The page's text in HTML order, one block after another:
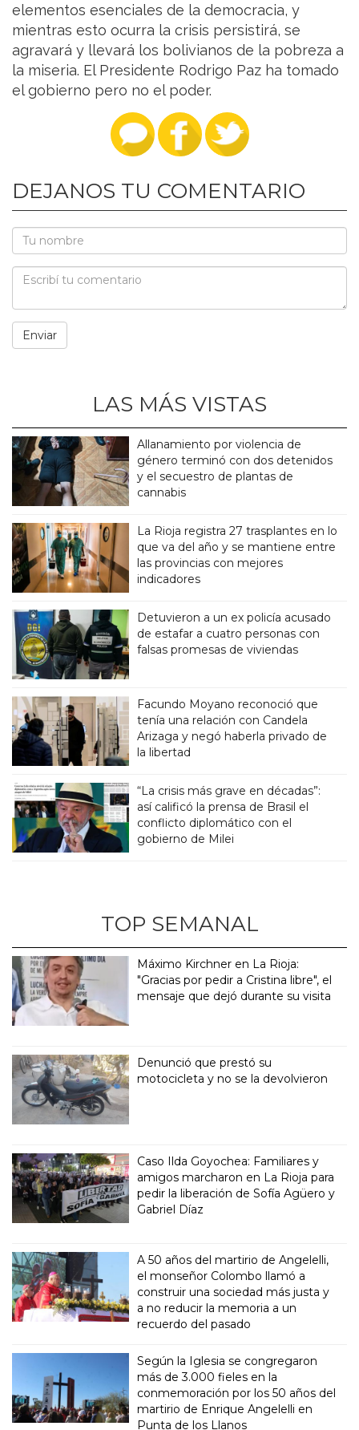
elementos esenciales de la democracia, y
mientras esto ocurra la crisis persistirá, se
agravará y llevará los bolivianos de la pobreza a
la miseria. El Presidente Rodrigo Paz ha tomado
el gobierno pero no el poder.
DEJANOS TU COMENTARIO
LAS MÁS VISTAS
Allanamiento por violencia de
género terminó con dos detenidos
y el secuestro de plantas de
cannabis
La Rioja registra 27 trasplantes en lo
que va del año y se mantiene entre
las provincias con mejores
indicadores
Detuvieron a un ex policía acusado
de estafar a cuatro personas con
falsas promesas de viviendas
Facundo Moyano reconoció que
tenía una relación con Candela
Arizaga y negó haberla privado de
la libertad
“La crisis más grave en décadas”:
así calificó la prensa de Brasil el
conflicto diplomático con el
gobierno de Milei
TOP SEMANAL
Máximo Kirchner en La Rioja:
"Gracias por pedir a Cristina libre", el
mensaje que dejó durante su visita
Denunció que prestó su
motocicleta y no se la devolvieron
Caso Ilda Goyochea: Familiares y
amigos marcharon en La Rioja para
pedir la liberación de Sofía Agüero y
Gabriel Díaz
A 50 años del martirio de Angelelli,
el monseñor Colombo llamó a
construir una sociedad más justa y
a no reducir la memoria a un
recuerdo del pasado
Según la Iglesia se congregaron
más de 3.000 fieles en la
conmemoración por los 50 años del
martirio de Enrique Angelelli en
Punta de los Llanos